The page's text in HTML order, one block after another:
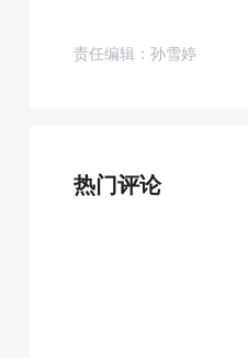
责任编辑：孙雪婷
热门评论